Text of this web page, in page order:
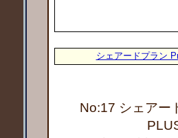
シェアードプラン
No:17 シェアー